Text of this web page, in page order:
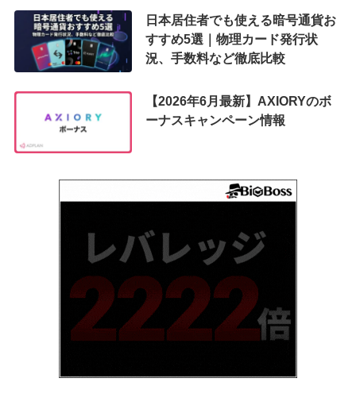
日本居住者でも使える暗号通貨お
すすめ5選｜物理カード発行状
況、手数料など徹底比較
【2026年6月最新】AXIORYのボ
ーナスキャンペーン情報